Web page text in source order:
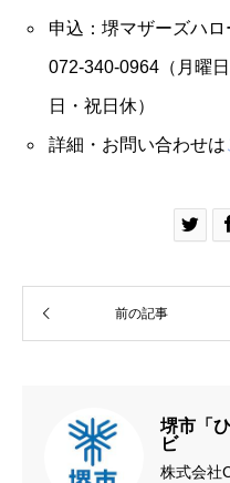
申込：堺マザーズハロ
072-340-0964（月曜
日・祝日休）
詳細・お問い合わせは

前の記事
堺市「
ビ
株式会社